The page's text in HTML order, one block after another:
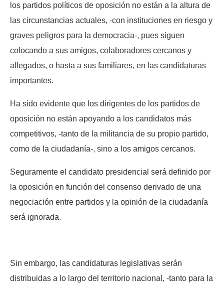
los partidos políticos de oposición no están a la altura de
las circunstancias actuales, -con instituciones en riesgo y
graves peligros para la democracia-, pues siguen
colocando a sus amigos, colaboradores cercanos y
allegados, o hasta a sus familiares, en las candidaturas
importantes.
Ha sido evidente que los dirigentes de los partidos de
oposición no están apoyando a los candidatos más
competitivos, -tanto de la militancia de su propio partido,
como de la ciudadanía-, sino a los amigos cercanos.
Seguramente el candidato presidencial será definido por
la oposición en función del consenso derivado de una
negociación entre partidos y la opinión de la ciudadanía
será ignorada.
Sin embargo, las candidaturas legislativas serán
distribuidas a lo largo del territorio nacional, -tanto para la